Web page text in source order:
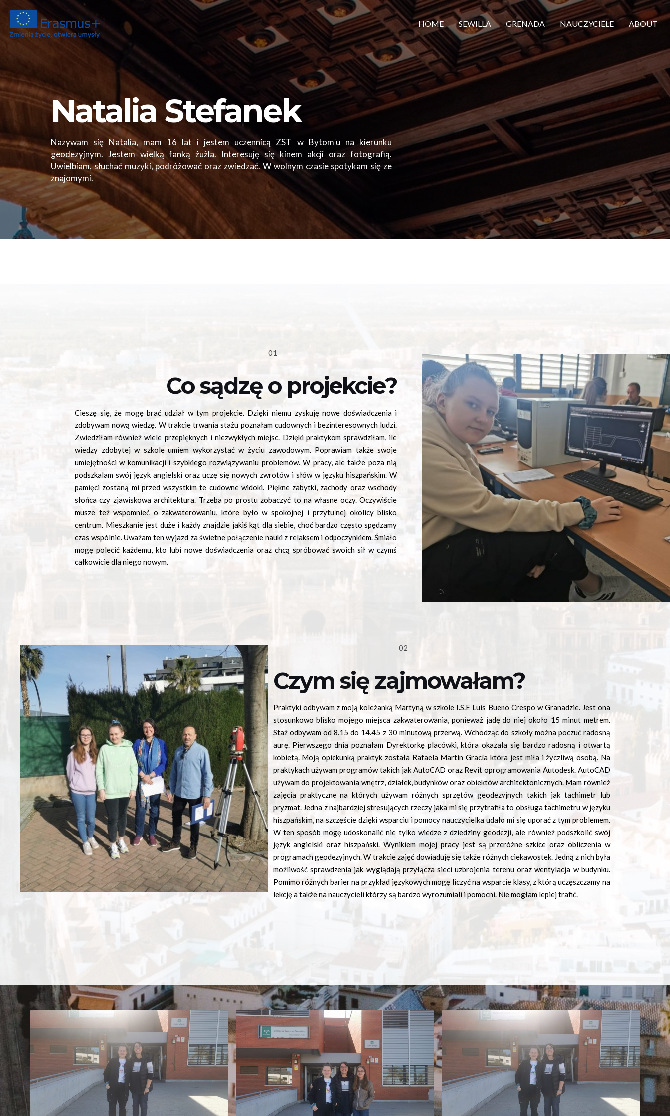
HOME SEWILLA GRENADA NAUCZYCIELE ABOUT
Natalia Stefanek
Nazywam się Natalia, mam 16 lat i jestem uczennicą ZST w Bytomiu na kierunku
geodezyjnym. Jestem wielką fanką żużla. Interesuję się kinem akcji oraz fotografią.
Uwielbiam, słuchać muzyki, podróżować oraz zwiedzać. W wolnym czasie spotykam się ze
znajomymi.
01
Co sądzę o projekcie?
Cieszę się, że mogę brać udział w tym projekcie. Dzięki niemu zyskuję nowe doświadczenia i
zdobywam nową wiedzę. W trakcie trwania stażu poznałam cudownych i bezinteresownych ludzi.
Zwiedziłam również wiele przepięknych i niezwykłych miejsc. Dzięki praktykom sprawdziłam, ile
wiedzy zdobytej w szkole umiem wykorzystać w życiu zawodowym. Poprawiam także swoje
umiejętności w komunikacji i szybkiego rozwiązywaniu problemów. W pracy, ale także poza nią
podszkalam swój język angielski oraz uczę się nowych zwrotów i słów w języku hiszpańskim. W
pamięci zostaną mi przed wszystkim te cudowne widoki. Piękne zabytki, zachody oraz wschody
słońca czy zjawiskowa architektura. Trzeba po prostu zobaczyć to na własne oczy. Oczywiście
musze też wspomnieć o zakwaterowaniu, które było w spokojnej i przytulnej okolicy blisko
centrum. Mieszkanie jest duże i każdy znajdzie jakiś kąt dla siebie, choć bardzo często spędzamy
czas wspólnie. Uważam ten wyjazd za świetne połączenie nauki z relaksem i odpoczynkiem. Śmiało
mogę polecić każdemu, kto lubi nowe doświadczenia oraz chcą spróbować swoich sił w czymś
całkowicie dla niego nowym.
02
Czym się zajmowałam?
Praktyki odbywam z moją koleżanką Martyną w szkole I.S.E Luis Bueno Crespo w Granadzie. Jest ona
stosunkowo blisko mojego miejsca zakwaterowania, ponieważ jadę do niej około 15 minut metrem.
Staż odbywam od 8.15 do 14.45 z 30 minutową przerwą. Wchodząc do szkoły można poczuć radosną
aurę. Pierwszego dnia poznałam Dyrektorkę placówki, która okazała się bardzo radosną i otwartą
kobietą. Moją opiekunką praktyk została Rafaela Martín Gracía która jest miła i życzliwą osobą. Na
praktykach używam programów takich jak AutoCAD oraz Revit oprogramowania Autodesk. AutoCAD
używam do projektowania wnętrz, działek, budynków oraz obiektów architektonicznych. Mam również
zajęcia praktyczne na których używam różnych sprzętów geodezyjnych takich jak tachimetr lub
pryzmat. Jedna z najbardziej stresujących rzeczy jaka mi się przytrafiła to obsługa tachimetru w języku
hiszpańskim, na szczęście dzięki wsparciu i pomocy nauczycielka udało mi się uporać z tym problemem.
W ten sposób mogę udoskonalić nie tylko wiedze z dziedziny geodezji, ale również podszkolić swój
język angielski oraz hiszpański. Wynikiem mojej pracy jest są przeróżne szkice oraz obliczenia w
programach geodezyjnych. W trakcie zajęć dowiaduję się także różnych ciekawostek. Jedną z nich była
możliwość sprawdzenia jak wyglądają przyłącza sieci uzbrojenia terenu oraz wentylacja w budynku.
Pomimo różnych barier na przykład językowych mogę liczyć na wsparcie klasy, z którą uczęszczamy na
lekcję a także na nauczycieli którzy są bardzo wyrozumiali i pomocni. Nie mogłam lepiej trafić.